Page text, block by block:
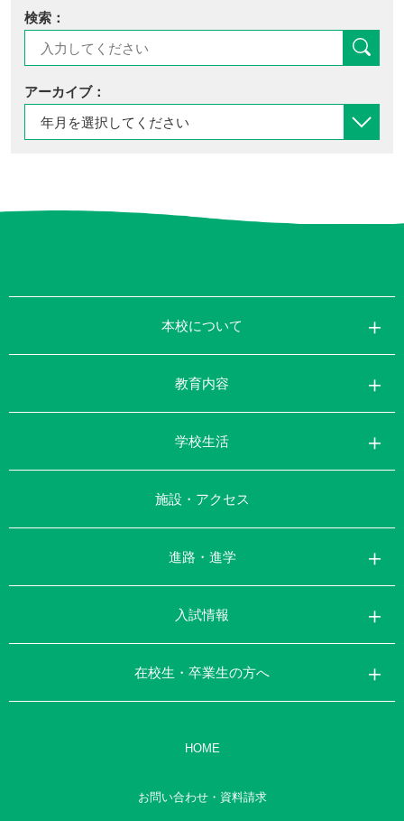
検索：
アーカイブ：
本校について
教育内容
学校生活
施設・アクセス
進路・進学
入試情報
在校生・卒業生の方へ
HOME
お問い合わせ・資料請求